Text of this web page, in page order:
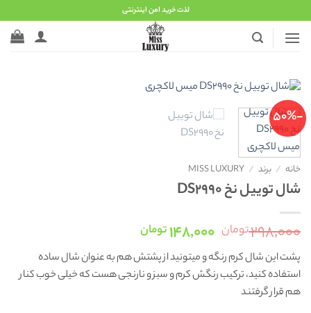
to
content
لذت خرید امن اینترنتی
-50%
خانه / برند /
MISS LUXURY
شال توییل نخ DS2990
۲۹۸,۰۰۰تومان قیمت
اصلی:
۲۹۸,۰۰۰ تومان
بود.
۱۴۸,۰۰۰تومانقیمت
فعلی:
۱۴۸,۰۰۰ تومان.
پشت این شال کرم رنگه و میتونید از پشتش هم به عنوان شال ساده
استفاده کنید، ترکیب رنگش کرم و سبز و نارنجی هست که خیلی خوب کنار
هم قرار گرفتند